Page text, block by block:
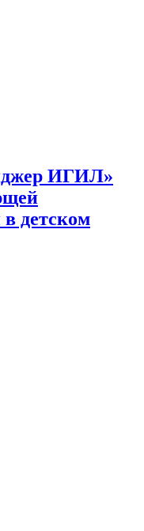
ИГИЛ»
детском